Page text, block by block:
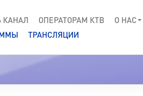
КАНАЛ ОПЕРАТОРАМ КТВ
О НАС
ТРАНСЛЯЦИИ